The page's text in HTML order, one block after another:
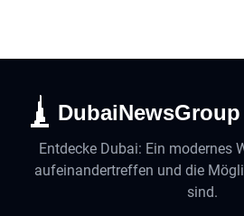
DubaiNewsGroup
Entdecke Dubai: Ein modernes
aufeinandertreffen und die
sind.